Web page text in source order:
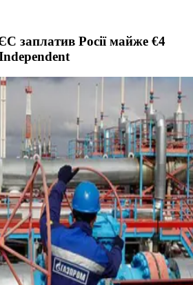
заплатив Росії майже €4